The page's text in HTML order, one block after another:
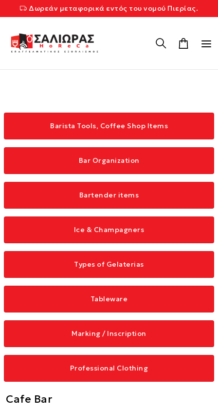
Δωρεάν μεταφορικά εντός του νομού Πιερίας.
Barista Tools, Coffee Shop Items
Bar Organization
Bartender items
Ice & Champagners
Types of Gelaterias
Tableware
Marking / Inscription
Professional Clothing
Cafe Bar